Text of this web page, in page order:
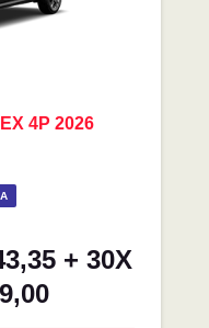
4P 2026
+ 30X